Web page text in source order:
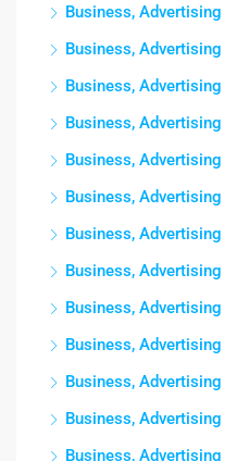
Business, Advertising
Business, Advertising
Business, Advertising
Business, Advertising
Business, Advertising
Business, Advertising
Business, Advertising
Business, Advertising
Business, Advertising
Business, Advertising
Business, Advertising
Business, Advertising
Business, Advertising